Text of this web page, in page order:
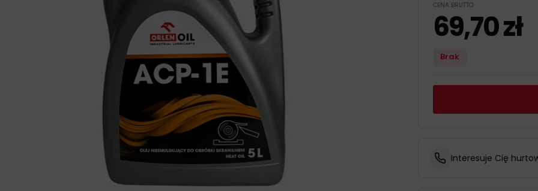
CENA BRUTTO
69,70zł
Brak
Interesuje Cię